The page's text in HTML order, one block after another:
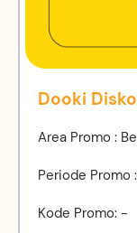
Dooki
Area Promo :
Periode Promo
Kode Promo: -